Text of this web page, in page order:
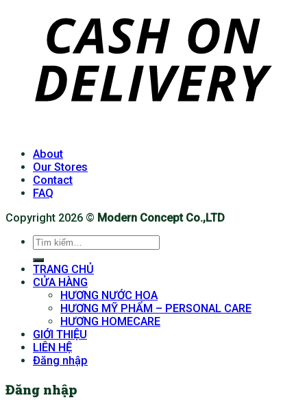
About
Our Stores
Contact
FAQ
Copyright 2026 © Modern Concept Co.,LTD
Tìm
TRANG CHỦ
CỬA HÀNG
HƯƠNG NƯỚC HOA
HƯƠNG MỸ PHẨM – PERSONAL CARE
HƯƠNG HOMECARE
GIỚI THIỆU
LIÊN HỆ
Đăng nhập
Đăng nhập